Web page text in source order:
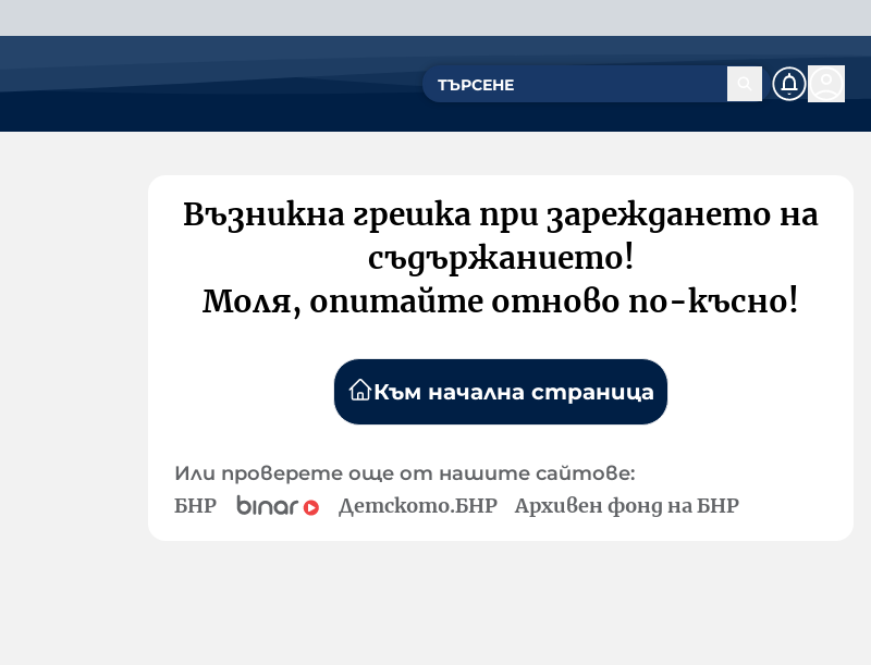
Възникна грешка при зареждането на
съдържанието!
Моля, опитайте отново по-късно!
Към начална страница
Или проверете още от нашите сайтове:
БНР Детското.БНР Архивен фонд на БНР